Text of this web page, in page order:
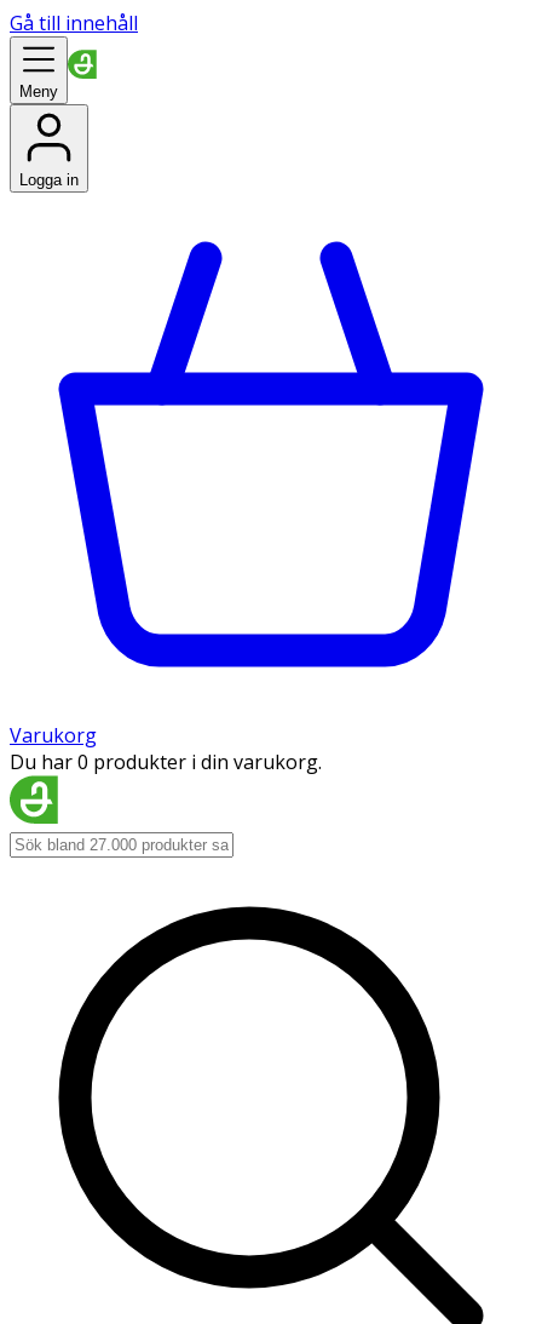
Gå till innehåll
Meny
Logga in
Varukorg
Du har 0 produkter i din varukorg.